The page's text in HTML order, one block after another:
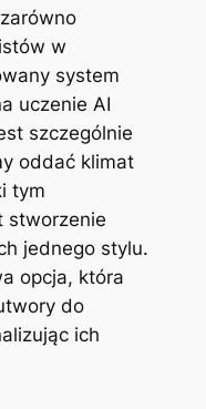
w
system
uczenie AI
szczególnie
oddać klimat
tym
stworzenie
jednego stylu.
opcja, która
do
ich